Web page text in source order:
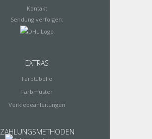
Kontakt
Sendung verfolgen:
EXTRAS
Farbtabelle
Farbmuster
Verklebeanleitungen
ZAHLUNGSMETHODEN